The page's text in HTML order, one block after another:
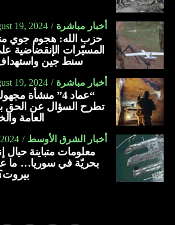
أخبار مباشرة 19, 2024
حزب الله: هجوم جوي
المسيّرات الإنقضاضية
سنط جين
أخبار مباشرة 19, 2024
“عماد 4” منشأة
تطرح السؤال عن الحق
العامة
أخبار الشرق الأوسط
معلومات متباينة حيال
بحريّة في سوريا… ما